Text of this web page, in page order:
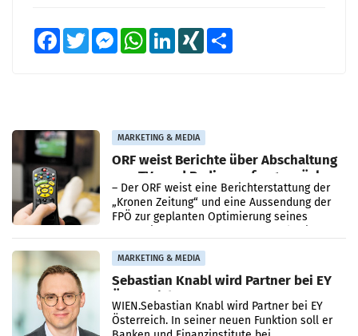
FacebookTwitter MessengerWhatsAppLinkedInXING
MARKETING & MEDIA
ORF weist Berichte über Abschaltung
von TV- und Radioempfang zurück
– Der ORF weist eine Berichterstattung der
„Kronen Zeitung“ und eine Aussendung der
FPÖ zur geplanten Optimierung seines
MARKETING & MEDIA
Sebastian Knabl wird Partner bei EY
Österreich
WIEN.Sebastian Knabl wird Partner bei EY
Österreich. In seiner neuen Funktion soll er